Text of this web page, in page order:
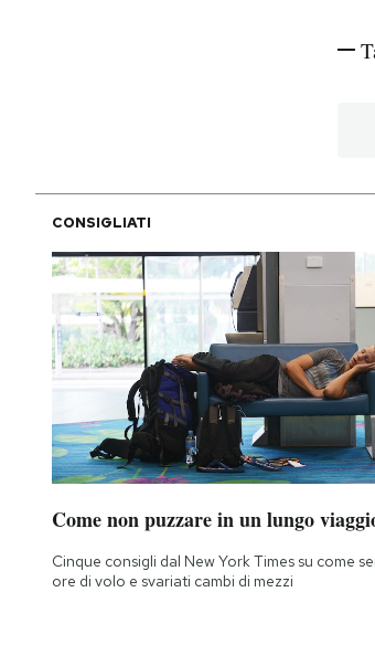
CONSIGLIATI
Come non puzzare in un lungo
Cinque consigli dal New York Times su come
ore di volo e svariati cambi di mezzi